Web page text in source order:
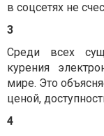
в соцсетях не
3
Среди всех
курения
мире. Это
ценой,
4